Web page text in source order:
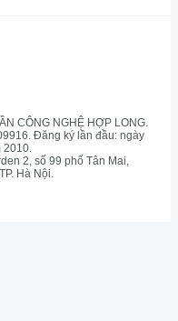
CÔNG NGHỆ HỢP LONG.
Đăng ký lần đầu: ngày
2010.
2, số 99 phố Tân Mai,
Hà Nội.